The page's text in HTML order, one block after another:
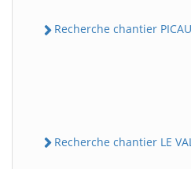
Recherche chantier
Recherche chantier LE